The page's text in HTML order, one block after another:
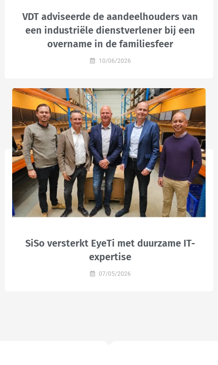
VDT adviseerde de aandeelhouders van
een industriële dienstverlener bij een
overname in de familiesfeer
10/06/2026
SiSo versterkt EyeTi met duurzame IT-
expertise
07/05/2026